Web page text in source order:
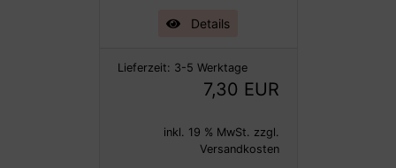
Details
Lieferzeit: 3-5 Werktage
7,30 EUR
inkl. 19 % MwSt. zzgl.
Versandkosten